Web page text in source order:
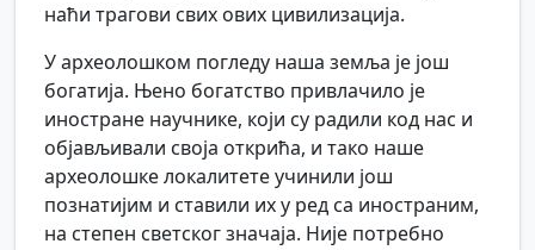
наћи трагови свих ових цивилизација.
У археолошком погледу наша земља је још
богатија. Њено богатство привлачило је
иностране научнике, који су радили код нас и
објављивали своја открића, и тако наше
археолошке локалитете учинили још
познатијим и ставили их у ред са иностраним,
на степен светског значаја. Није потребно